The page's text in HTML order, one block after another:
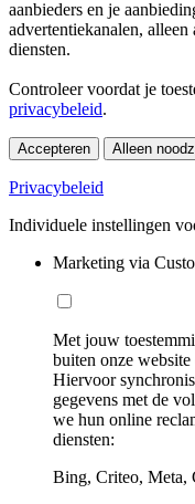
aanbieders en je
advertentiekanalen,
diensten.
Controleer voordat je
privacybeleid.
Accepteren Alleen
Privacybeleid
Individuele instellingen
Marketing via
Met jouw
buiten onze
Hiervoor
gegevens met de
we hun online
diensten:
Bing, Criteo, Meta,